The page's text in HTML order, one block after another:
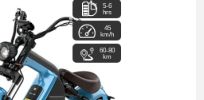
5-6
hrs
45
km/h
60-80
km